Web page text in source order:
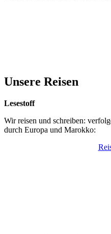
Unsere Reisen
Lesestoff
Wir reisen und schreiben:
durch Europa und Marokko: